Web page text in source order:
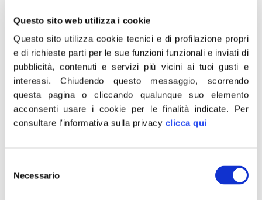
Questo sito web utilizza i cookie
Questo sito utilizza cookie tecnici e di profilazione propri
e di richieste parti per le sue funzioni funzionali e inviati di
pubblicità, contenuti e servizi più vicini ai tuoi gusti e
interessi.Chiudendo questo messaggio, scorrendo
questa pagina o cliccando qualunque suo elemento
acconsenti usare i cookie per le finalità indicate. Per
consultare l'informativa sulla privacy clicca qui
delNecessario
su cittadini e imprese.
Nella comunicazione dell’assessore in merito alle
manifestazioni d’interesse presentate all’avviso pubblico
per gli impianti di riciclo e recupero, finalmente, dopo tanti
giri di parole, viene ammesso che il 34% dei rifiuti viene
ancora portato in discarica e che la nostra Regione è
priva di impianti adeguati. Anche una percentuale così
Infine, sembra che la Regione stia facendo un passo